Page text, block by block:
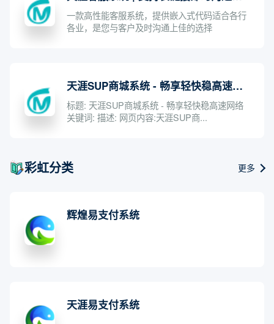
一款高性能客服系统，提供嵌入式代码适合各行
各业，是您与客户及时沟通上佳的选择
天涯SUP商城系统 - 畅享轻快稳高速网络
标题: 天涯SUP商城系统 - 畅享轻快稳高速网络
关键词: 描述: 网页内容:天涯SUP商...
彩虹分类 更多
辉煌易支付系统
天涯易支付系统